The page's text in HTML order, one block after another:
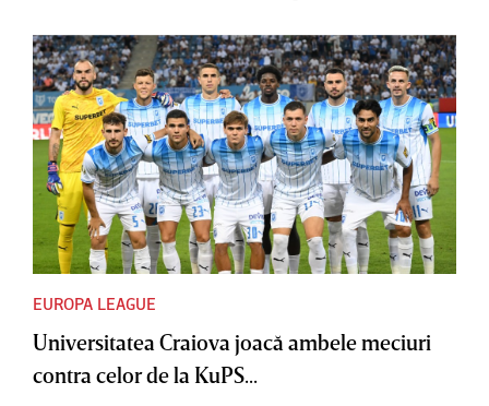
EUROPA LEAGUE
Universitatea Craiova joacă ambele meciuri
contra celor de la KuPS...